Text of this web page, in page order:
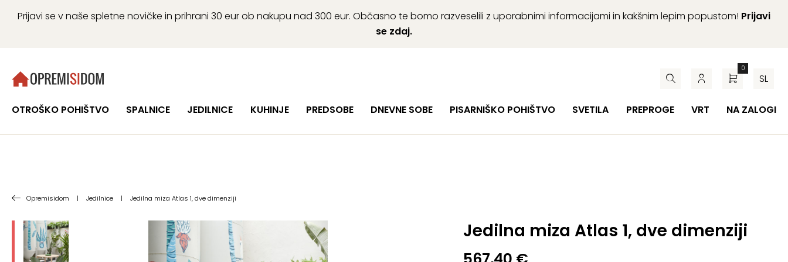
Prijavi se v naše spletne novičke in prihrani 30 eur ob nakupu nad 300 eur. Občasno te bomo razveselili z uporabnimi informacijami in kakšnim lepim popustom! Prijavi
se zdaj.
0
SL
OTROŠKO POHIŠTVO SPALNICE JEDILNICE KUHINJE PREDSOBE DNEVNE SOBE PISARNIŠKO POHIŠTVO SVETILA PREPROGE VRT NA ZALOGI
Opremisidom | Jedilnice | Jedilna miza Atlas 1, dve dimenziji
Jedilna miza Atlas 1, dve dimenziji